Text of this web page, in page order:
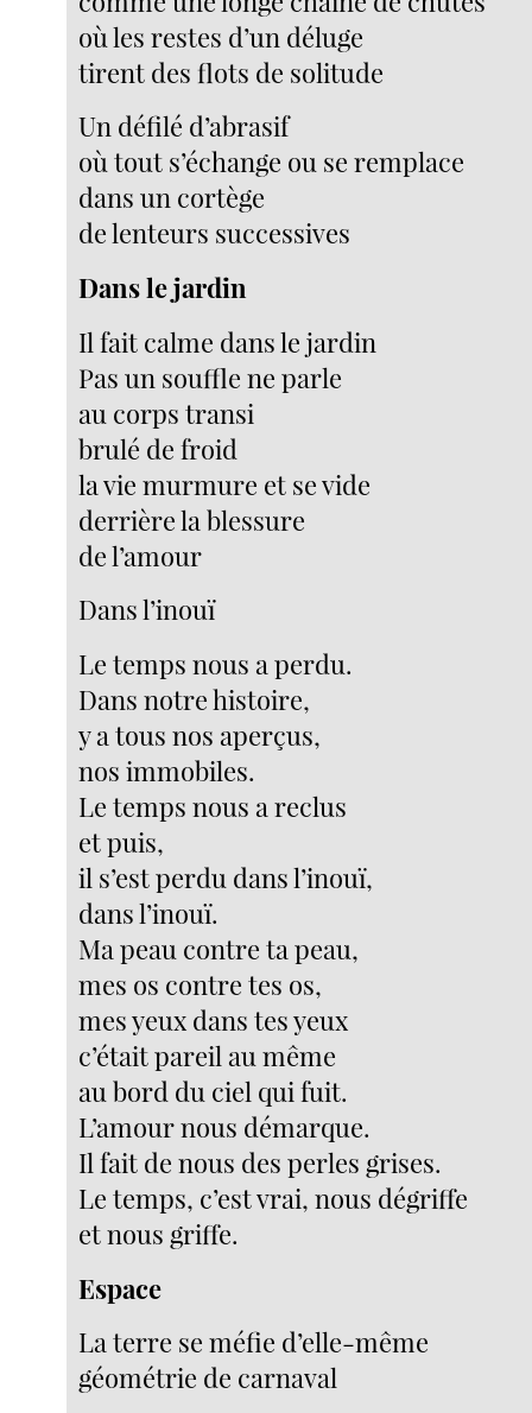
où les restes d’un déluge
tirent des flots de solitude
Un défilé d’abrasif
où tout s’échange ou se remplace
dans un cortège
de lenteurs successives
Dans le jardin
Il fait calme dans le jardin
Pas un souffle ne parle
au corps transi
brulé de froid
la vie murmure et se vide
derrière la blessure
de l’amour
Dans l’inouï
Le temps nous a perdu.
Dans notre histoire,
y a tous nos aperçus,
nos immobiles.
Le temps nous a reclus
et puis,
il s’est perdu dans l’inouï,
dans l’inouï.
Ma peau contre ta peau,
mes os contre tes os,
mes yeux dans tes yeux
c’était pareil au même
au bord du ciel qui fuit.
L’amour nous démarque.
Il fait de nous des perles grises.
Le temps, c’est vrai, nous dégriffe
et nous griffe.
Espace
La terre se méfie d’elle-même
géométrie de carnaval